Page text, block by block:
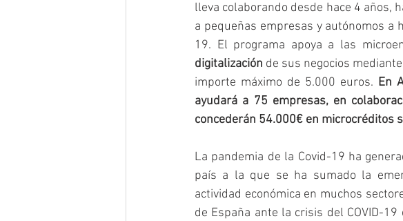
lleva colaborando desde hace 4 años,
a pequeñas empresas y autónomos a
19. El programa apoya a las
digitalización de sus negocios
importe máximo de 5.000 euros. En
ayudará a 75 empresas, en
concederán 54.000€ en microcréditos
La pandemia de la Covid-19 ha
país a la que se ha sumado la
actividad económica en muchos
de España ante la crisis del COVID-19